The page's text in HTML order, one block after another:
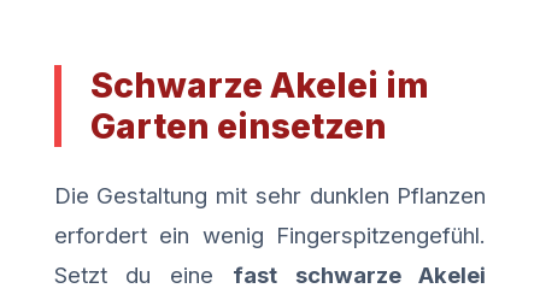
Schwarze Akelei im
Garten einsetzen
Die Gestaltung mit sehr dunklen Pflanzen
erfordert ein wenig Fingerspitzengefühl.
Setzt du eine fast schwarze Akelei